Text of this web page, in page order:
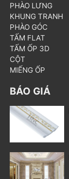
PHÀO LƯNG
KHUNG TRANH
PHÀO GÓC
TẤM FLAT
TẤM ỐP 3D
CỘT
MIẾNG ỐP
BÁO GIÁ